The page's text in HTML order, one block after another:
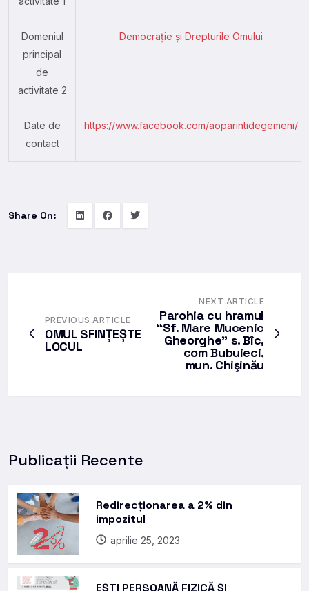
Domeniul
principal
de
activitate 2
Democrație și Drepturile Omului
Date de
contact
https://www.facebook.com/aoparintidegemeni/
Share On:
PREVIOUS ARTICLE
OMUL SFINȚEȘTE
LOCUL
NEXT ARTICLE
Parohia cu hramul
“Sf. Mare Mucenic
Gheorghe” s. Bîc,
com Bubuieci,
mun. Chişinău
Publicații Recente
Redirecționarea a 2% din
impozitul
aprilie 25, 2023
EȘTI PERSOANĂ FIZICĂ ȘI